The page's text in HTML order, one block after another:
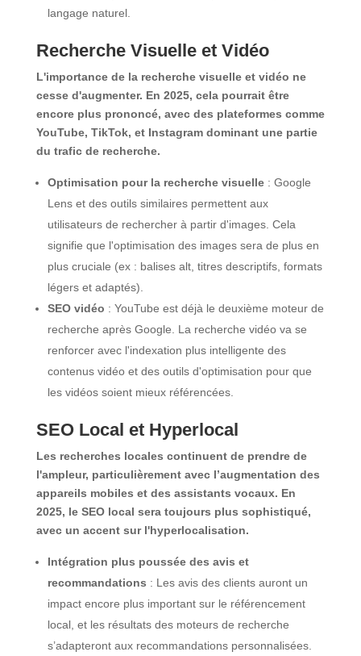
langage naturel.
Recherche Visuelle et Vidéo
L'importance de la recherche visuelle et vidéo ne
cesse d'augmenter. En 2025, cela pourrait être
encore plus prononcé, avec des plateformes comme
YouTube, TikTok, et Instagram dominant une partie
du trafic de recherche.
Optimisation pour la recherche visuelle: Google
Lens et des outils similaires permettent aux
utilisateurs de rechercher à partir d'images. Cela
signifie que l'optimisation des images sera de plus en
plus cruciale (ex : balises alt, titres descriptifs, formats
légers et adaptés).
SEO vidéo : YouTube est déjà le deuxième moteur de
recherche après Google. La recherche vidéo va se
renforcer avec l'indexation plus intelligente des
contenus vidéo et des outils d'optimisation pour que
les vidéos soient mieux référencées.
SEO Local et Hyperlocal
Les recherches locales continuent de prendre de
l'ampleur, particulièrement avec l’augmentation des
appareils mobiles et des assistants vocaux. En
2025, le SEO local sera toujours plus sophistiqué,
avec un accent sur l'hyperlocalisation.
Intégration plus poussée des avis et
recommandations : Les avis des clients auront un
impact encore plus important sur le référencement
local, et les résultats des moteurs de recherche
s’adapteront aux recommandations personnalisées.